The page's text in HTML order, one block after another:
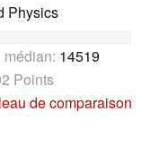
Physics
14519
Points
de comparaison